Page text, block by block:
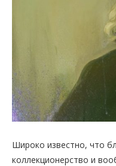
Широко известно, что
коллекционерство и